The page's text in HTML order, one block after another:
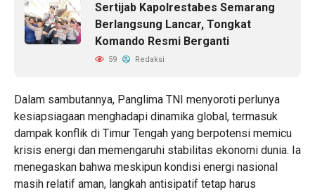
Sertijab Kapolrestabes Semarang
Berlangsung Lancar, Tongkat
Komando Resmi Berganti
59 Redaksi
Dalam sambutannya, Panglima TNI menyoroti perlunya
kesiapsiagaan menghadapi dinamika global, termasuk
dampak konflik di Timur Tengah yang berpotensi memicu
krisis energi dan memengaruhi stabilitas ekonomi dunia. Ia
menegaskan bahwa meskipun kondisi energi nasional
masih relatif aman, langkah antisipatif tetap harus